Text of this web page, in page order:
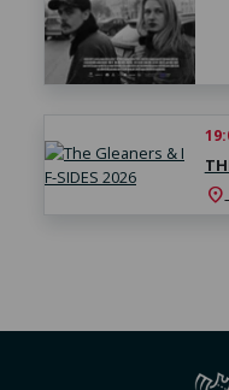
location_on